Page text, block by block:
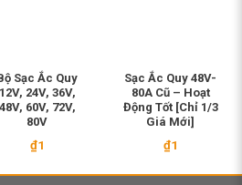
Sạc Ắc Quy
12V, 24V, 36V,
48V, 60V, 72V,
80V
₫1
Sạc Ắc Quy 48V-
80A Cũ – Hoạt
Động Tốt [Chỉ 1/3
Giá Mới]
₫1